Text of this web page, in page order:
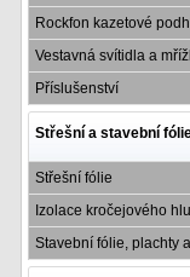
Rockfon kazetové
Vestavná svítidla a
Příslušenství
Střešní a stavební
Střešní fólie
Izolace kročejového
Stavební fólie, plachty